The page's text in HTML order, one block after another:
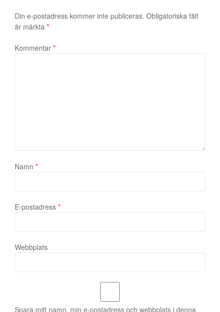
Din e-postadress kommer inte publiceras. Obligatoriska fält
är märkta *
Kommentar *
Namn *
E-postadress *
Webbplats
Spara mitt namn, min e-postadress och webbplats i denna